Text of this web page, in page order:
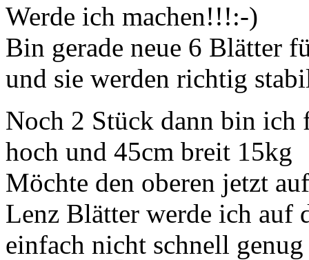
Werde ich machen!!!:-)
Bin gerade neue 6 Blätter
und sie werden richtig
Noch 2 Stück dann bin ich
hoch und 45cm breit 15kg
Möchte den oberen jetzt
Lenz Blätter werde ich auf
einfach nicht schnell